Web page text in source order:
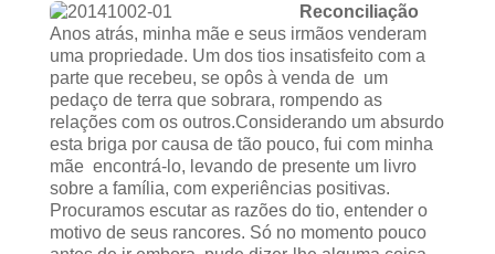
Reconciliação
Anos atrás, minha mãe e seus irmãos venderam
uma propriedade. Um dos tios insatisfeito com a
parte que recebeu, se opôs à venda de um
pedaço de terra que sobrara, rompendo as
relações com os outros.Considerando um absurdo
esta briga por causa de tão pouco, fui com minha
mãe encontrá-lo, levando de presente um livro
sobre a família, com experiências positivas.
Procuramos escutar as razões do tio, entender o
motivo de seus rancores. Só no momento pouco